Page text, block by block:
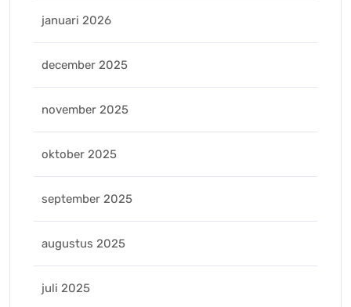
januari 2026
december 2025
november 2025
oktober 2025
september 2025
augustus 2025
juli 2025